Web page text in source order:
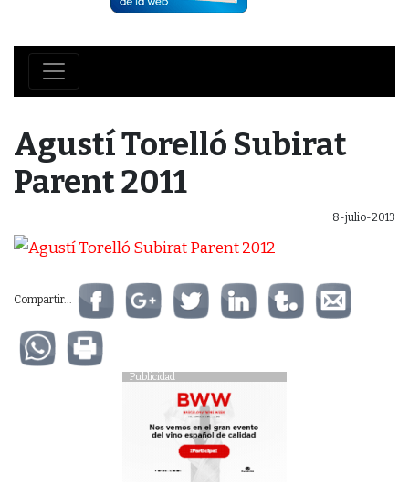
Agustí Torelló Subirat
Parent 2011
8-julio-2013
Compartir...
Publicidad